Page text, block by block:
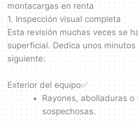
montacargas en renta
1. Inspección visual completa
Esta revisión muchas veces se
superficial. Dedica unos minutos
siguiente:
Exterior del equipo✅
Rayones, abolladuras o
sospechosas.